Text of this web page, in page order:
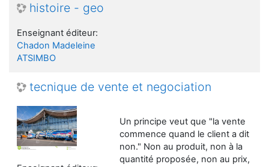
histoire - geo
Enseignant éditeur:
Chadon Madeleine
ATSIMBO
tecnique de vente et negociation
Un principe veut que "la vente
commence quand le client a dit
non." Non au produit, non à la
quantité proposée, non au prix,